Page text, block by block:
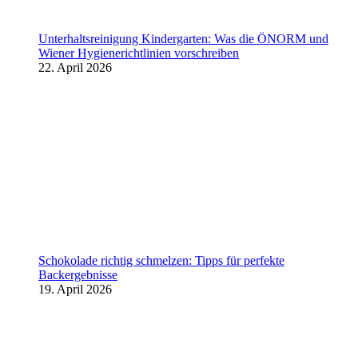
Unterhaltsreinigung Kindergarten: Was die ÖNORM und
Wiener Hygienerichtlinien vorschreiben
22. April 2026
Schokolade richtig schmelzen: Tipps für perfekte
Backergebnisse
19. April 2026